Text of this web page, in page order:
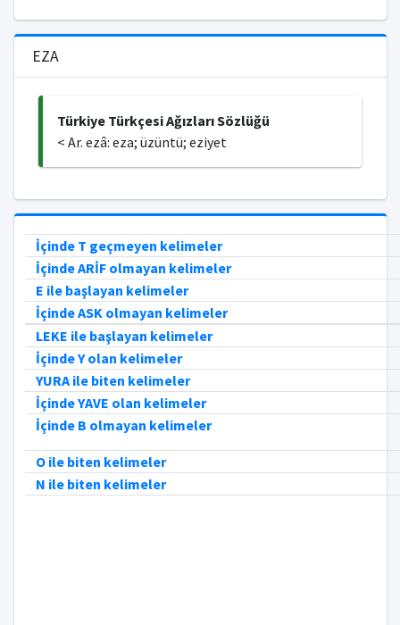
EZA
Türkiye Türkçesi Ağızları Sözlüğü
< Ar. ezâ: eza; üzüntü; eziyet
İçinde T geçmeyen kelimeler
İçinde ARİF olmayan kelimeler
E ile başlayan kelimeler
İçinde ASK olmayan kelimeler
LEKE ile başlayan kelimeler
İçinde Y olan kelimeler
YURA ile biten kelimeler
İçinde YAVE olan kelimeler
İçinde B olmayan kelimeler
O ile biten kelimeler
N ile biten kelimeler